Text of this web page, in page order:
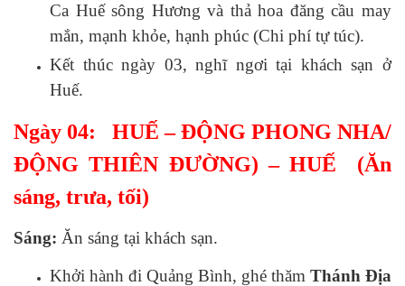
Ca Huế sông Hương và thả hoa đăng cầu may
mắn, mạnh khỏe, hạnh phúc (Chi phí tự túc).
Kết thúc ngày 03, nghĩ ngơi tại khách sạn ở
Huế.
Ngày 04: HUẾ – ĐỘNG PHONG NHA/
ĐỘNG THIÊN ĐƯỜNG) – HUẾ (Ăn
sáng, trưa, tối)
Sáng: Ăn sáng tại khách sạn.
Khởi hành đi Quảng Bình, ghé thăm Thánh Địa